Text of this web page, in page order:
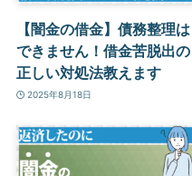
【闇金の借金】債務整理は
できません！借金苦脱出の
正しい対処法教えます
2025年8月18日